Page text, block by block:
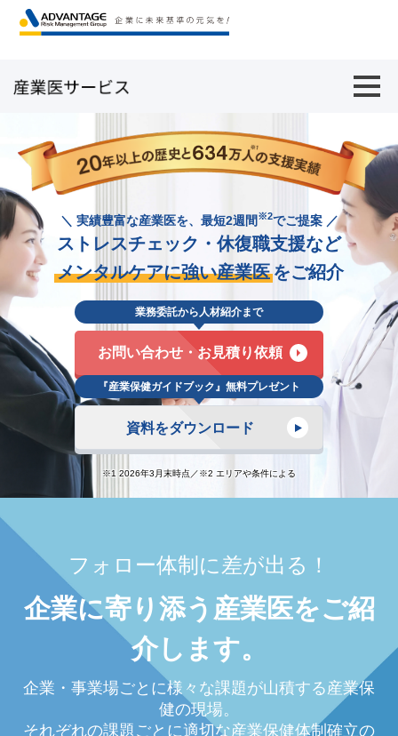
＼ 実績豊富な産業医を、最短2週間※2でご提案 ／
ストレスチェック・休復職支援など
メンタルケアに強い産業医 をご紹介
業務委託から人材紹介まで
お問い合わせ・お見積り依頼
『産業保健ガイドブック』無料プレゼント
資料をダウンロード
※1 2026年3月末時点／※2 エリアや条件による
フォロー体制に差が出る！
企業に寄り添う産業医をご紹
介します。
企業・事業場ごとに様々な課題が山積する産業保
健の現場。
それぞれの課題ごとに適切な産業保健体制確立の